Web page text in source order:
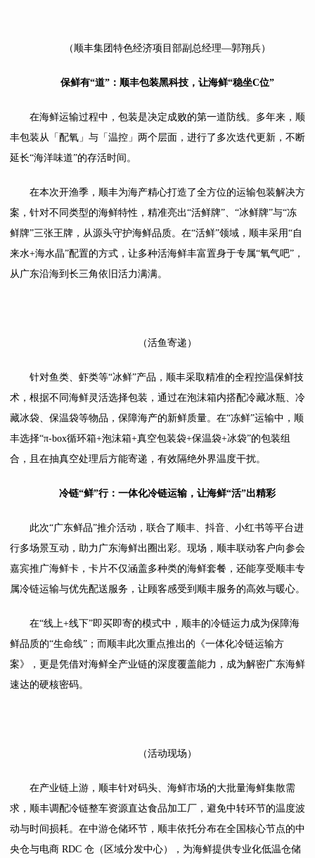
（顺丰集团特色经济项目部副总经理—郭翔兵）
保鲜有“道”：顺丰包装黑科技，让海鲜“稳坐C位”
在海鲜运输过程中，包装是决定成败的第一道防线。多年来，顺
丰包装从「配氧」与「温控」两个层面，进行了多次迭代更新，不断
延长“海洋味道”的存活时间。
在本次开渔季，顺丰为海产精心打造了全方位的运输包装解决方
案，针对不同类型的海鲜特性，精准亮出“活鲜牌”、“冰鲜牌”与“冻
鲜牌”三张王牌，从源头守护海鲜品质。在“活鲜”领域，顺丰采用“自
来水+海水晶”配置的方式，让多种活海鲜丰富置身于专属“氧气吧”，
从广东沿海到长三角依旧活力满满。
（活鱼寄递）
针对鱼类、虾类等“冰鲜”产品，顺丰采取精准的全程控温保鲜技
术，根据不同海鲜灵活选择包装，通过在泡沫箱内搭配冷藏冰瓶、冷
藏冰袋、保温袋等物品，保障海产的新鲜质量。在“冻鲜”运输中，顺
丰选择“π-box循环箱+泡沫箱+真空包装袋+保温袋+冰袋”的包装组
合，且在抽真空处理后方能寄递，有效隔绝外界温度干扰。
冷链“鲜”行：一体化冷链运输，让海鲜“活”出精彩
此次“广东鲜品”推介活动，联合了顺丰、抖音、小红书等平台进
行多场景互动，助力广东海鲜出圈出彩。现场，顺丰联动客户向参会
嘉宾推广海鲜卡，卡片不仅涵盖多种类的海鲜套餐，还能享受顺丰专
属冷链运输与优先配送服务，让顾客感受到顺丰服务的高效与暖心。
在“线上+线下”即买即寄的模式中，顺丰的冷链运力成为保障海
鲜品质的“生命线”；而顺丰此次重点推出的《一体化冷链运输方
案》，更是凭借对海鲜全产业链的深度覆盖能力，成为解密广东海鲜
速达的硬核密码。
（活动现场）
在产业链上游，顺丰针对码头、海鲜市场的大批量海鲜集散需
求，顺丰调配冷链整车资源直达食品加工厂，避免中转环节的温度波
动与时间损耗。在中游仓储环节，顺丰依托分布在全国核心节点的中
央仓与电商 RDC 仓（区域分发中心），为海鲜提供专业化低温仓储